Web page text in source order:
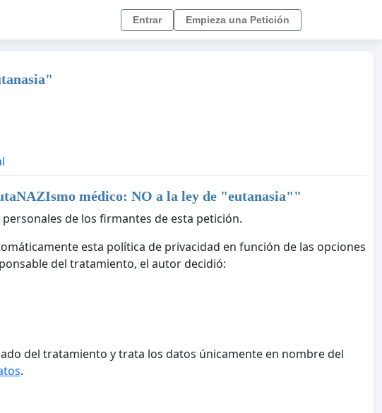
Entrar Empieza una Petición
médico: NO a la ley de "eutanasia""
de los firmantes de esta petición.
esta política de privacidad en función de las opciones
del tratamiento, el autor decidió:
del tratamiento y trata los datos únicamente en nombre del
.